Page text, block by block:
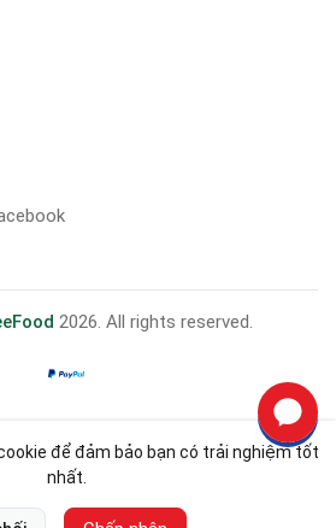
2026. All rights reserved.
để đảm bảo bạn có trải nghiệm tốt
nhất.